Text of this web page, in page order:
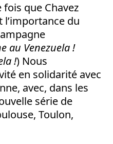
fois que Chavez
du
au Venezuela !
!) Nous
en solidarité avec
avec, dans les
série de
Toulon,